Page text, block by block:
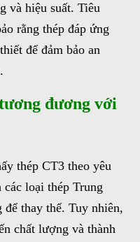
và hiệu suất. Tiêu
rằng thép đáp ứng
để đảm bảo an
đương với
thép CT3 theo yêu
loại thép Trung
thay thế. Tuy nhiên,
chất lượng và thành